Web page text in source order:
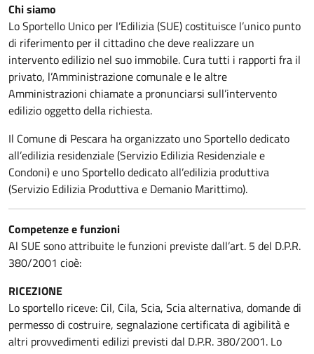
Chi siamo
Lo Sportello Unico per l’Edilizia (SUE) costituisce l’unico punto
di riferimento per il cittadino che deve realizzare un
intervento edilizio nel suo immobile. Cura tutti i rapporti fra il
privato, l’Amministrazione comunale e le altre
Amministrazioni chiamate a pronunciarsi sull’intervento
edilizio oggetto della richiesta.
Il Comune di Pescara ha organizzato uno Sportello dedicato
all’edilizia residenziale (Servizio Edilizia Residenziale e
Condoni) e uno Sportello dedicato all’edilizia produttiva
(Servizio Edilizia Produttiva e Demanio Marittimo).
Competenze e funzioni
Al SUE sono attribuite le funzioni previste dall’art. 5 del D.P.R.
380/2001 cioè:
RICEZIONE
Lo sportello riceve: Cil, Cila, Scia, Scia alternativa, domande di
permesso di costruire, segnalazione certificata di agibilità e
altri provvedimenti edilizi previsti dal D.P.R. 380/2001. Lo